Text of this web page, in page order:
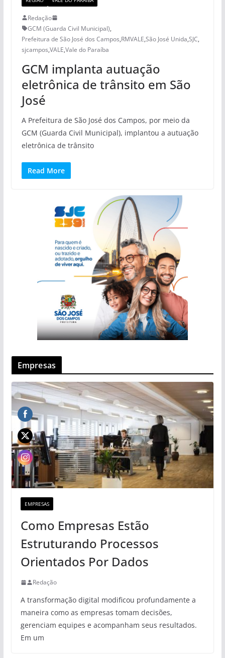
Redação
GCM (Guarda Civil Municipal),
Prefeitura de São José dos Campos,RMVALE,São José Unida,SJC,
sjcampos,VALE,Vale do Paraíba
GCM implanta autuação
eletrônica de trânsito em São
José
A Prefeitura de São José dos Campos, por meio da
GCM (Guarda Civil Municipal), implantou a autuação
eletrônica de trânsito
Read More
Empresas
EMPRESAS
Como Empresas Estão
Estruturando Processos
Orientados Por Dados
Redação
A transformação digital modificou profundamente a
maneira como as empresas tomam decisões,
gerenciam equipes e acompanham seus resultados.
Em um